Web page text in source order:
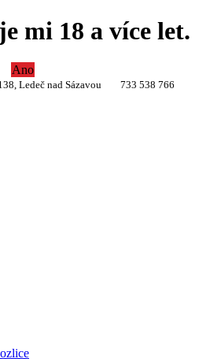
mi 18 a více let.
Ano
Ledeč nad Sázavou
733 538 766